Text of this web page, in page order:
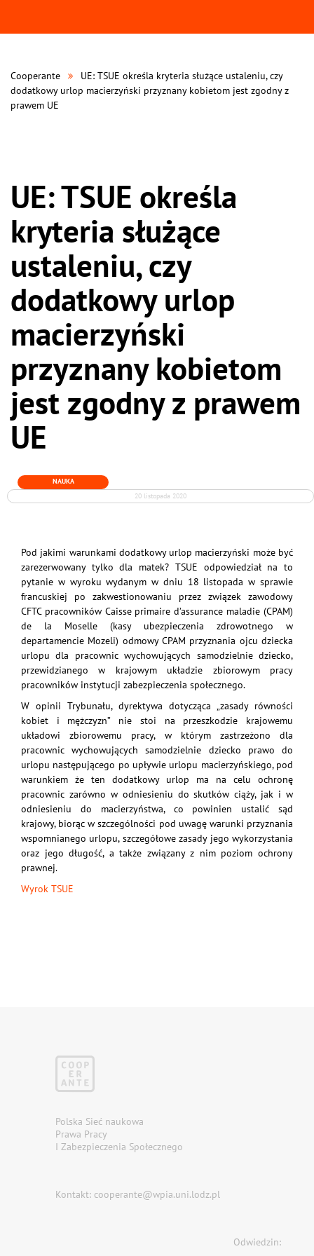
Cooperante
UE: TSUE określa kryteria służące ustaleniu, czy
dodatkowy urlop macierzyński przyznany kobietom jest zgodny z
prawem UE
UE: TSUE określa
kryteria służące
ustaleniu, czy
dodatkowy urlop
macierzyński
przyznany kobietom
jest zgodny z prawem
UE
NAUKA
20 listopada 2020
Pod jakimi warunkami dodatkowy urlop macierzyński może być
zarezerwowany tylko dla matek? TSUE odpowiedział na to
pytanie w wyroku wydanym w dniu 18 listopada w sprawie
francuskiej po zakwestionowaniu przez związek zawodowy
CFTC pracowników Caisse primaire d’assurance maladie (CPAM)
de la Moselle (kasy ubezpieczenia zdrowotnego w
departamencie Mozeli) odmowy CPAM przyznania ojcu dziecka
urlopu dla pracownic wychowujących samodzielnie dziecko,
przewidzianego w krajowym układzie zbiorowym pracy
pracowników instytucji zabezpieczenia społecznego.
W opinii Trybunału, dyrektywa dotycząca „zasady równości
kobiet i mężczyzn” nie stoi na przeszkodzie krajowemu
układowi zbiorowemu pracy, w którym zastrzeżono dla
pracownic wychowujących samodzielnie dziecko prawo do
urlopu następującego po upływie urlopu macierzyńskiego, pod
warunkiem że ten dodatkowy urlop ma na celu ochronę
pracownic zarówno w odniesieniu do skutków ciąży, jak i w
odniesieniu do macierzyństwa, co powinien ustalić sąd
krajowy, biorąc w szczególności pod uwagę warunki przyznania
wspomnianego urlopu, szczegółowe zasady jego wykorzystania
oraz jego długość, a także związany z nim poziom ochrony
prawnej.
Wyrok TSUE
Polska Sieć naukowa
Prawa Pracy
I Zabezpieczenia Społecznego
Kontakt: cooperante@wpia.uni.lodz.pl
Odwiedzin: